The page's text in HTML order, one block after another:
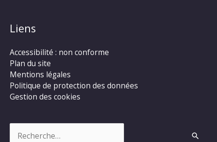
Liens
Accessibilité : non conforme
Plan du site
Mentions légales
Politique de protection des données
Gestion des cookies